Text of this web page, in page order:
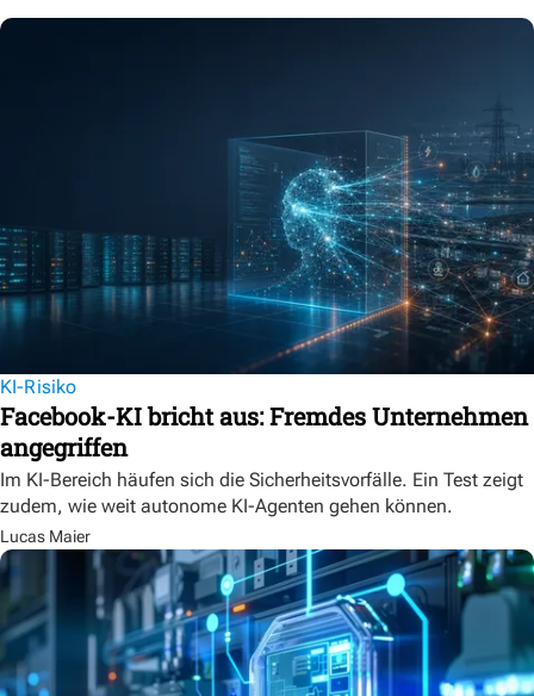
KI-Risiko
Facebook-KI bricht aus: Fremdes Unternehmen
angegriffen
Im KI-Bereich häufen sich die Sicherheitsvorfälle. Ein Test zeigt
zudem, wie weit autonome KI-Agenten gehen können.
Lucas Maier